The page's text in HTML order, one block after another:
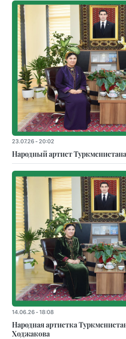
23.07.26 - 20:02
Народный артист
14.06.26 - 18:08
Народная артистка
Ходжакова